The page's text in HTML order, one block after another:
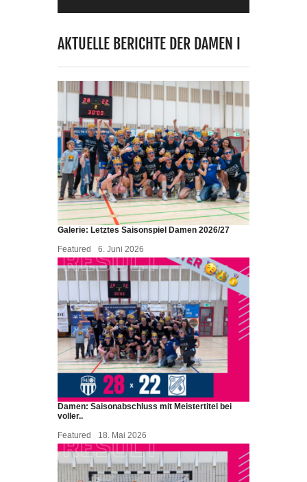
AKTUELLE BERICHTE DER DAMEN I
Galerie: Letztes Saisonspiel Damen 2026/27
Featured
6. Juni 2026
Damen: Saisonabschluss mit Meistertitel bei
voller..
Featured
18. Mai 2026